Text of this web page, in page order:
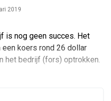
2019
is nog geen succes. Het
koers rond 26 dollar
het bedrijf (fors) optrokken.